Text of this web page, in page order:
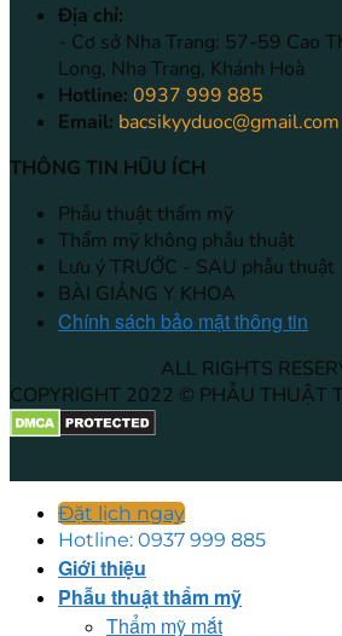
Địa chỉ:
- Cơ sở Nha Trang: 57-59 Cao
Long, Nha Trang, Khánh Hoà
Hotline: 0937 999 885
Email: bacsikyyduoc@gmail.com
THÔNG TIN HŨU ÍCH
Phẫu thuật thẩm mỹ
Thẩm mỹ không phẫu thuật
Lưu ý TRƯỚC - SAU phẫu thuật
BÀI GIẢNG Y KHOA
Chính sách bảo mật thông tin
ALL RIGHTS
COPYRIGHT 2022 © PHẪU THUẬT
Đặt lịch ngay
Hotline: 0937 999 885
Giới thiệu
Phẫu thuật thẩm mỹ
Thẩm mỹ mắt